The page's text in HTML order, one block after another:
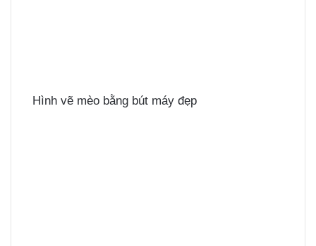
Hình vẽ mèo bằng bút máy đẹp